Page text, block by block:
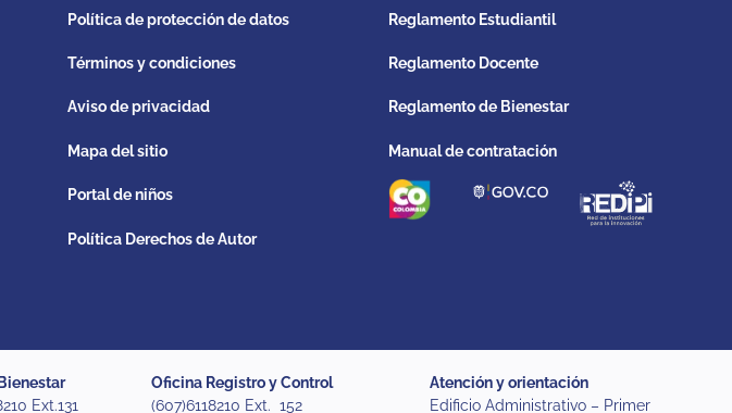
Política de protección de datos
Términos y condiciones
Aviso de privacidad
Mapa del sitio
Portal de niños
Política Derechos de Autor
Reglamento Estudiantil
Reglamento Docente
Reglamento de Bienestar
Manual de contratación
Ext.131
Oficina Registro y Control
(607)6118210 Ext. 152
Atención y orientación
Edificio Administrativo – Primer